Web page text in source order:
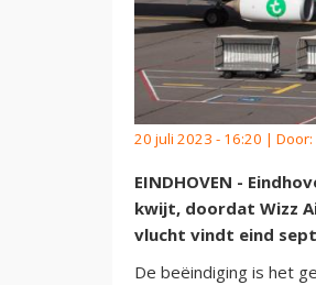
20 juli 2023 - 16:20 | Door:
EINDHOVEN -
kwijt, doordat Wizz
vlucht vindt eind
De beëindiging is het